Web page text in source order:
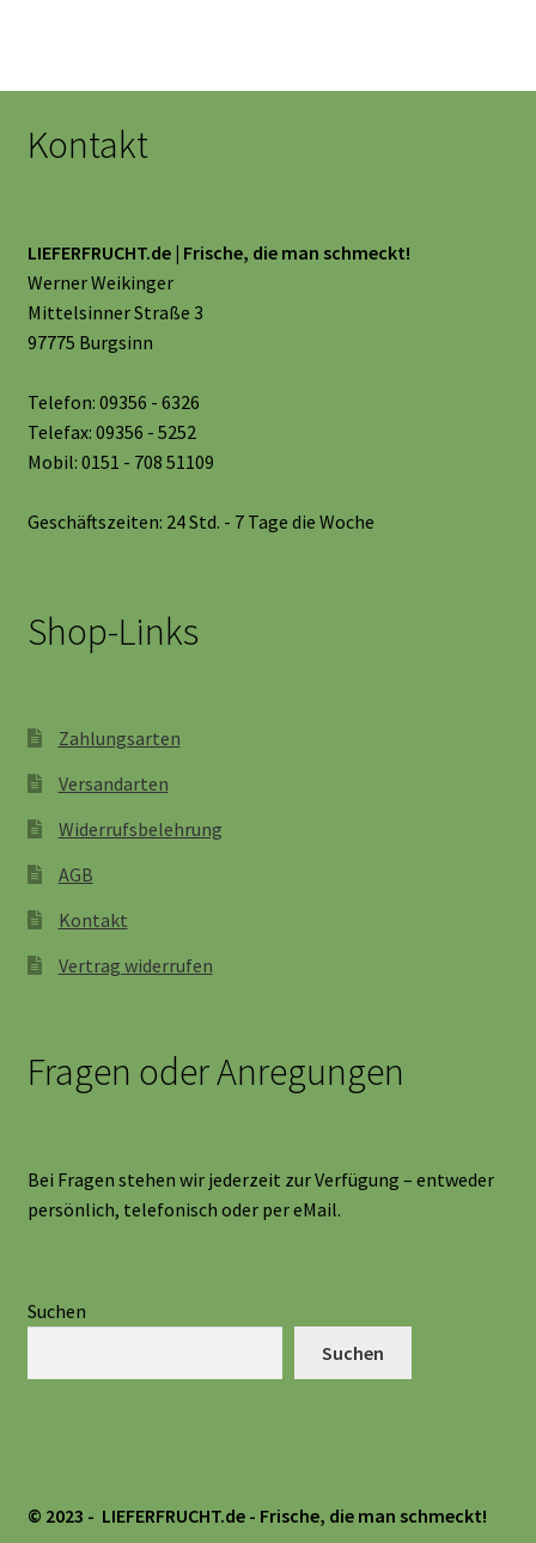
Kontakt
LIEFERFRUCHT.de | Frische, die man schmeckt!
Werner Weikinger
Mittelsinner Straße 3
97775 Burgsinn
Telefon: 09356 - 6326
Telefax: 09356 - 5252
Mobil: 0151 - 708 51109
Geschäftszeiten: 24 Std. - 7 Tage die Woche
Shop-Links
Zahlungsarten
Versandarten
Widerrufsbelehrung
AGB
Kontakt
Vertrag widerrufen
Fragen oder Anregungen
Bei Fragen stehen wir jederzeit zur Verfügung – entweder
persönlich, telefonisch oder per eMail.
Suchen
Suchen
© 2023 - LIEFERFRUCHT.de - Frische, die man schmeckt!